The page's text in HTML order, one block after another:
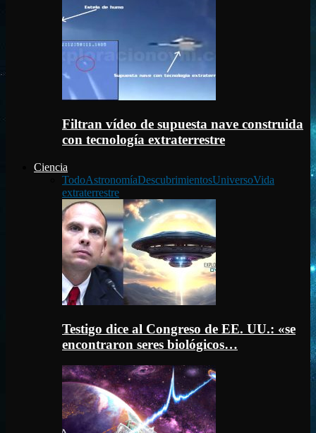
Filtran vídeo de supuesta nave construida
con tecnología extraterrestre
Ciencia
TodoAstronomíaDescubrimientosUniversoVida
extraterrestre
Testigo dice al Congreso de EE. UU.: «se
encontraron seres biológicos…